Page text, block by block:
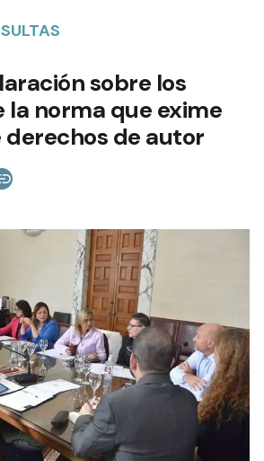
sobre los
la norma que exime
derechos de autor